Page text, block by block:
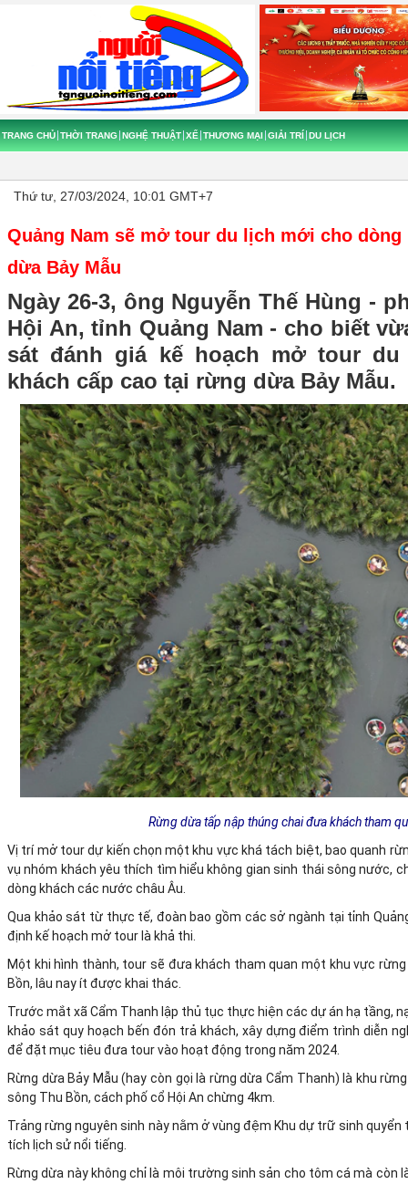
TRANG CHỦ THỜI TRANG NGHỆ THUẬT XẾ THƯƠNG MẠI GIẢI TRÍ DU LỊCH
Thứ tư, 27/03/2024, 10:01 GMT+7
Quảng Nam sẽ mở tour du lịch mới cho
dừa Bảy Mẫu
Ngày 26-3, ông Nguyễn Thế Hùng -
Hội An, tỉnh Quảng Nam - cho biết
sát đánh giá kế hoạch mở tour
khách cấp cao tại rừng dừa Bảy Mẫu.
Rừng dừa tấp nập thúng chai đưa khách tham
Vị trí mở tour dự kiến chọn một khu vực khá tách biệt, bao quanh
vụ nhóm khách yêu thích tìm hiểu không gian sinh thái sông nước,
dòng khách các nước châu Âu.
Qua khảo sát từ thực tế, đoàn bao gồm các sở ngành tại tỉnh
định kế hoạch mở tour là khả thi.
Một khi hình thành, tour sẽ đưa khách tham quan một khu vực
Bồn, lâu nay ít được khai thác.
Trước mắt xã Cẩm Thanh lập thủ tục thực hiện các dự án hạ tầng,
khảo sát quy hoạch bến đón trả khách, xây dựng điểm trình diễn
để đặt mục tiêu đưa tour vào hoạt động trong năm 2024.
Rừng dừa Bảy Mẫu (hay còn gọi là rừng dừa Cẩm Thanh) là khu
sông Thu Bồn, cách phố cổ Hội An chừng 4km.
Trảng rừng nguyên sinh này nằm ở vùng đệm Khu dự trữ sinh quyển
tích lịch sử nổi tiếng.
Rừng dừa này không chỉ là môi trường sinh sản cho tôm cá mà còn